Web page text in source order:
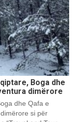
Boga dhe
dimërore
dhe Qafa e
si për